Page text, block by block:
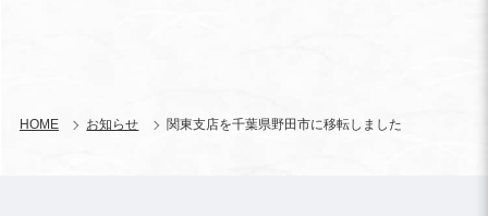
HOME お知らせ 関東支店を千葉県野田市に移転しました